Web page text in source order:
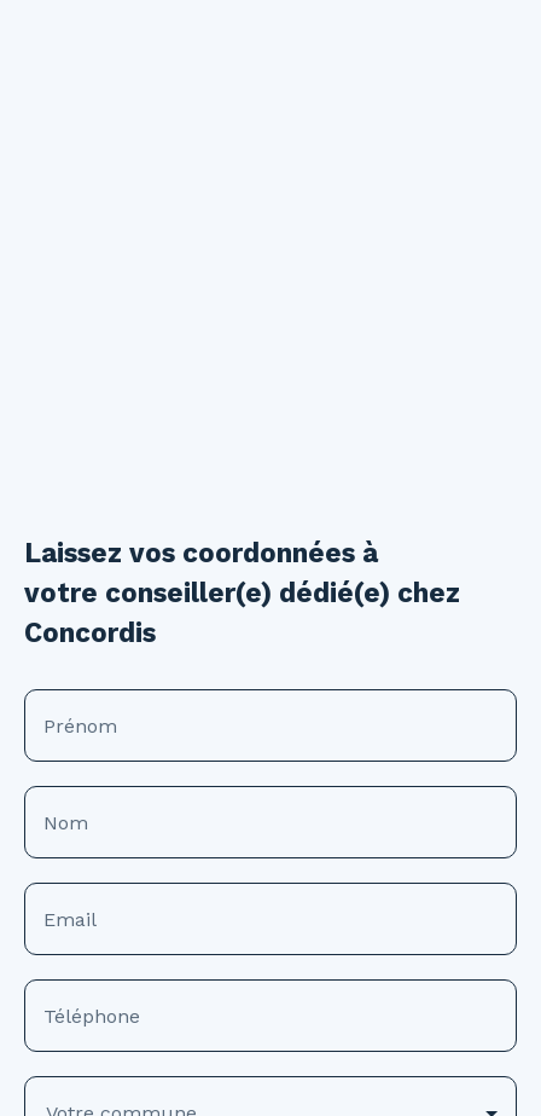
Laissez vos coordonnées à
votre conseiller(e) dédié(e) chez
Concordis
Prénom
Nom
Email
Téléphone